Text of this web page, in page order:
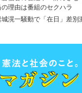
の理由は番組のセクハラ
城滉一騒動で「在日」差別